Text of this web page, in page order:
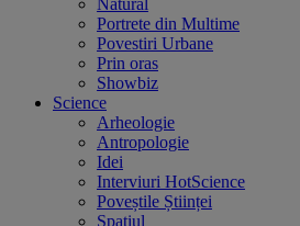
Natural
Portrete din Multime
Povestiri Urbane
Prin oras
Showbiz
Science
Arheologie
Antropologie
Idei
Interviuri HotScience
Poveștile Științei
Spatiul